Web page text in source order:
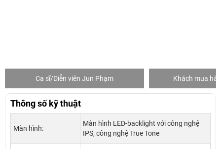
Ca sĩ/Diễn viên Jun Phạm Khách mua
Thông số kỹ thuật
Màn hình:
Màn hình LED-backlight với công nghệ
IPS, công nghệ True Tone